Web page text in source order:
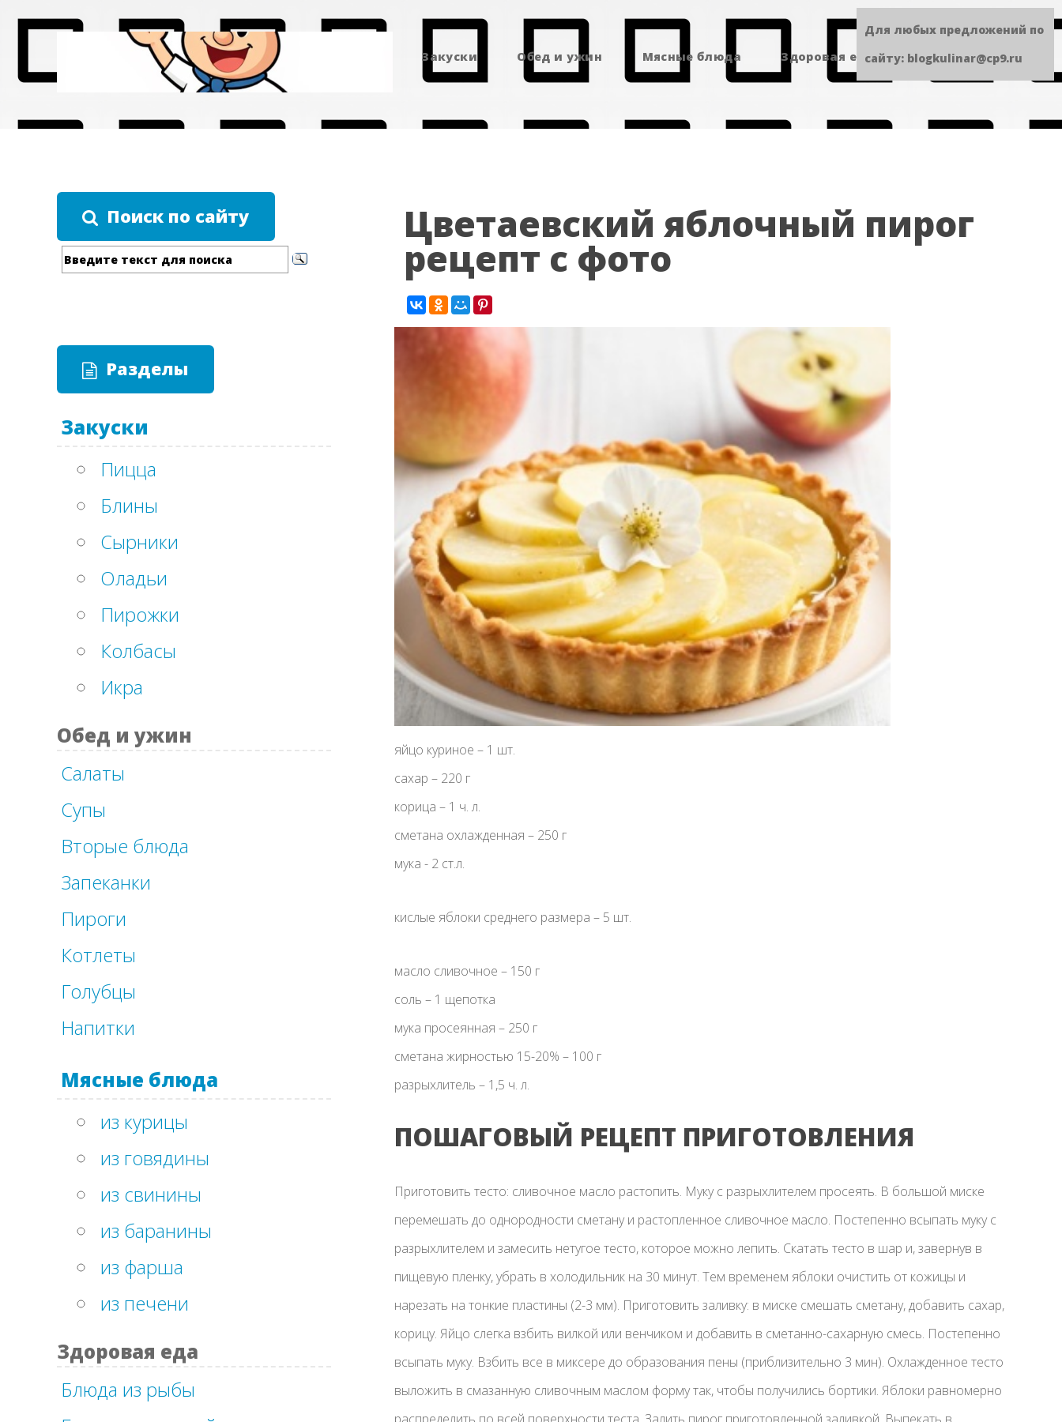
Закуски Обед и ужин Мясные блюда Здоровая еда Сладенькое
Поиск по сайту
Разделы
Закуски
Пицца
Блины
Сырники
Оладьи
Пирожки
Колбасы
Икра
Обед и ужин
Салаты
Супы
Вторые блюда
Запеканки
Пироги
Котлеты
Голубцы
Напитки
Мясные блюда
из курицы
из говядины
из свинины
из баранины
из фарша
из печени
Здоровая еда
Блюда из рыбы
Цветаевский яблочный пирог
рецепт с фото
яйцо куриное – 1 шт.
сахар – 220 г
корица – 1 ч. л.
сметана охлажденная – 250 г
мука - 2 ст.л.
кислые яблоки среднего размера – 5 шт.
масло сливочное – 150 г
соль – 1 щепотка
мука просеянная – 250 г
сметана жирностью 15-20% – 100 г
разрыхлитель – 1,5 ч. л.
ПОШАГОВЫЙ РЕЦЕПТ ПРИГОТОВЛЕНИЯ
Приготовить тесто: сливочное масло растопить. Муку с разрыхлителем просеять. В большой миске
перемешать до однородности сметану и растопленное сливочное масло. Постепенно всыпать муку с
разрыхлителем и замесить нетугое тесто, которое можно лепить. Скатать тесто в шар и, завернув в
пищевую пленку, убрать в холодильник на 30 минут. Тем временем яблоки очистить от кожицы и
нарезать на тонкие пластины (2-3 мм). Приготовить заливку: в миске смешать сметану, добавить сахар,
корицу. Яйцо слегка взбить вилкой или венчиком и добавить в сметанно-сахарную смесь. Постепенно
всыпать муку. Взбить все в миксере до образования пены (приблизительно 3 мин). Охлажденное тесто
выложить в смазанную сливочным маслом форму так, чтобы получились бортики. Яблоки равномерно
Для любых предложений по
сайту: blogkulinar@cp9.ru